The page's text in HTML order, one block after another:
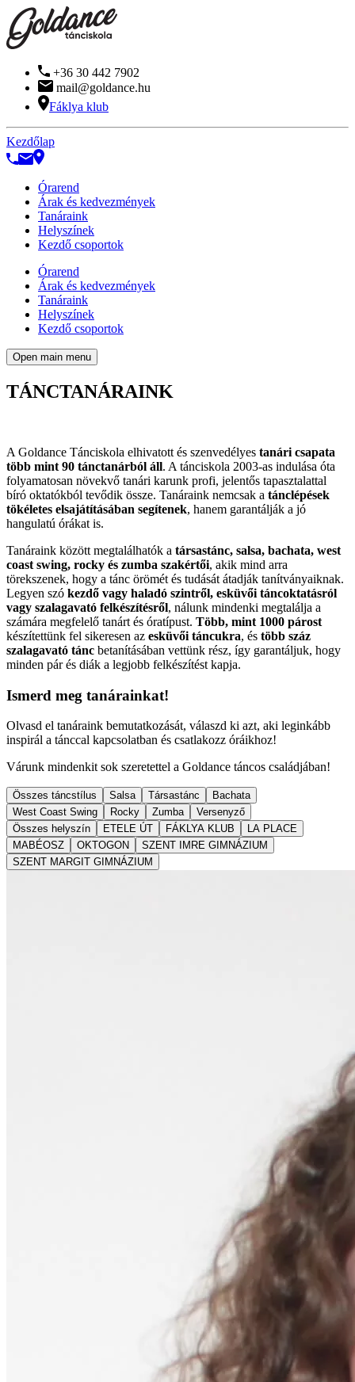
+36 30 442 7902
mail@goldance.hu
Fáklya klub
Kezdőlap
Órarend
Árak és kedvezmények
Tanáraink
Helyszínek
Kezdő csoportok
Órarend
Árak és kedvezmények
Tanáraink
Helyszínek
Kezdő csoportok
Open main menu
TÁNCTANÁRAINK
A Goldance Tánciskola elhivatott és szenvedélyes tanári csapata
több mint 90 tánctanárból áll. A tánciskola 2003-as indulása óta
folyamatosan növekvő tanári karunk profi, jelentős tapasztalattal
bíró oktatókból tevődik össze. Tanáraink nemcsak a tánclépések
tökéletes elsajátításában segítenek, hanem garantálják a jó
hangulatú órákat is.
Tanáraink között megtalálhatók a társastánc, salsa, bachata, west
coast swing, rocky és zumba szakértői, akik mind arra
törekszenek, hogy a tánc örömét és tudását átadják tanítványaiknak.
Legyen szó kezdő vagy haladó szintről, esküvői táncoktatásról
vagy szalagavató felkészítésről, nálunk mindenki megtalálja a
számára megfelelő tanárt és óratípust. Több, mint 1000 párost
készítettünk fel sikeresen az esküvői táncukra, és több száz
szalagavató tánc betanításában vettünk rész, így garantáljuk, hogy
minden pár és diák a legjobb felkészítést kapja.
Ismerd meg tanárainkat!
Olvasd el tanáraink bemutatkozását, válaszd ki azt, aki leginkább
inspirál a tánccal kapcsolatban és csatlakozz óráikhoz!
Várunk mindenkit sok szeretettel a Goldance táncos családjában!
Összes táncstílus Salsa Társastánc
Bachata
West Coast Swing
Rocky Zumba
Versenyző
Összes helyszín
ETELE ÚT FÁKLYA KLUB
LA PLACE
MABÉOSZ
OKTOGON
SZENT IMRE GIMNÁZIUM
SZENT MARGIT GIMNÁZIUM